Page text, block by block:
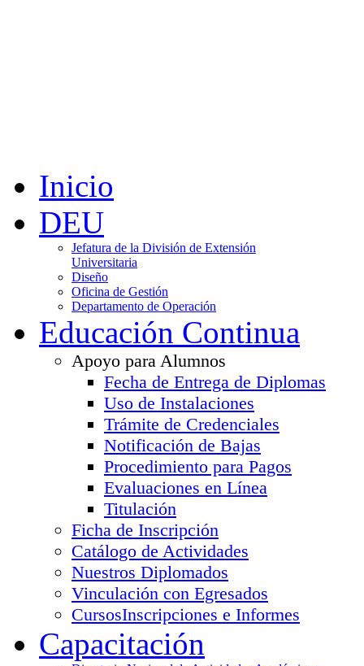
Inicio
DEU
Jefatura de la División de Extensión
Universitaria
Diseño
Oficina de Gestión
Departamento de Operación
Educación Continua
Apoyo para Alumnos
Fecha de Entrega de Diplomas
Uso de Instalaciones
Trámite de Credenciales
Notificación de Bajas
Procedimiento para Pagos
Evaluaciones en Línea
Titulación
Ficha de Inscripción
Catálogo de Actividades
Nuestros Diplomados
Vinculación con Egresados
CursosInscripciones e Informes
Capacitación